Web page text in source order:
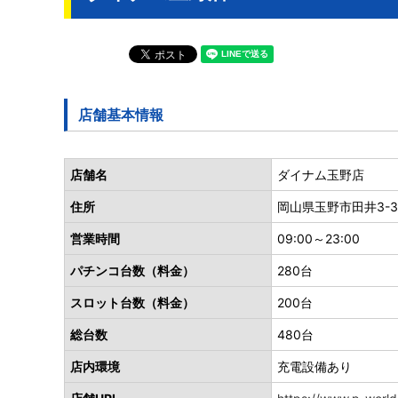
店舗基本情報
店舗名 ダイナム玉野店
住所 岡山県玉野市田井3-
営業時間 09:00～23:00
パチンコ台数（料金） 280台
スロット台数（料金） 200台
総台数 480台
店内環境 充電設備あり